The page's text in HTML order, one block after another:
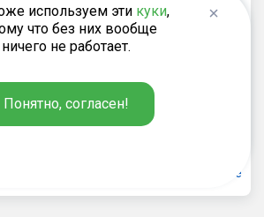
эффективность обучения
в 5–9 классах?
учителей русского языка в
марта навстречус Натальей
учителем и автором.
как повысить эффективность
Далее
используем эти куки,
что без них вообще
ничего не работает.
Понятно, согласен!